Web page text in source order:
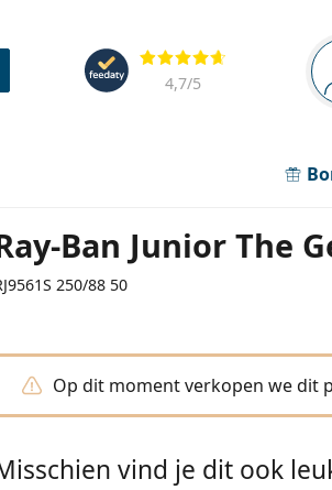
Beoordelingen
4,7/5
Ban Junior The
250/88 50
Op dit moment verkopen we dit
vind je dit ook